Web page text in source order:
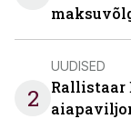
2
UUDISED
Rallistaar